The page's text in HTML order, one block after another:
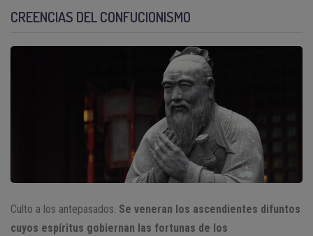
CREENCIAS DEL CONFUCIONISMO
Culto a los antepasados. Se veneran los ascendientes difuntos
cuyos espíritus gobiernan las fortunas de los